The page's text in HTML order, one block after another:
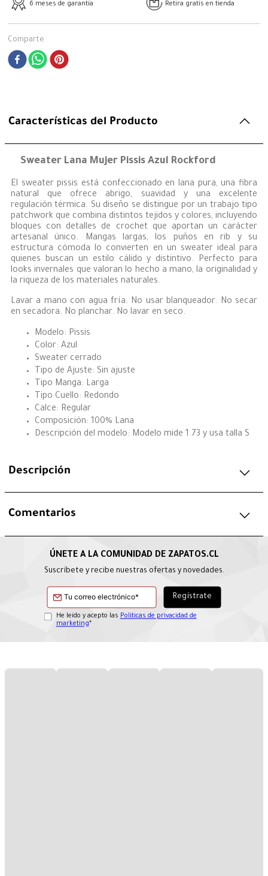
6 meses de garantía Retira gratis en tienda
Comparte
Características del Producto
Sweater Lana Mujer Pissis Azul Rockford
El sweater pissis está confeccionado en lana pura, una fibra
natural que ofrece abrigo, suavidad y una excelente
regulación térmica. Su diseño se distingue por un trabajo tipo
patchwork que combina distintos tejidos y colores, incluyendo
bloques con detalles de crochet que aportan un carácter
artesanal único. Mangas largas, los puños en rib y su
estructura cómoda lo convierten en un sweater ideal para
quienes buscan un estilo cálido y distintivo. Perfecto para
looks invernales que valoran lo hecho a mano, la originalidad y
la riqueza de los materiales naturales.
Lavar a mano con agua fría. No usar blanqueador. No secar
en secadora. No planchar. No lavar en seco.
Modelo: Pissis
Color: Azul
Sweater cerrado
Tipo de Ajuste: Sin ajuste
Tipo Manga: Larga
Tipo Cuello: Redondo
Calce: Regular
Composición: 100% Lana
Descripción del modelo: Modelo mide 1.73 y usa talla S
Descripción
Comentarios
Suscríbete y recibe nuestras ofertas y novedades.
He leído y acepto las Políticas de privacidad de
marketing*